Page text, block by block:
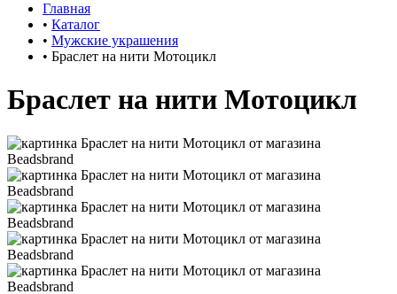
Главная
• Каталог
• Мужские украшения
• Браслет на нити Мотоцикл
Браслет на нити Мотоцикл